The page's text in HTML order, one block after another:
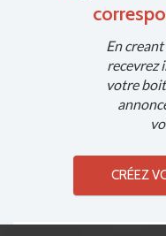
En
recevrez
votre
CRÉEZ